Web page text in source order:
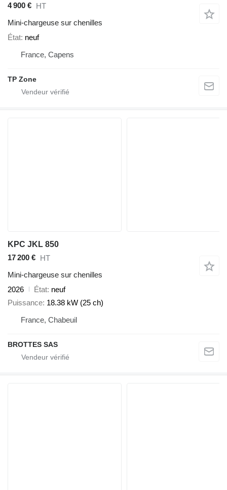
4 900 € HT
Mini-chargeuse sur chenilles
État neuf
France, Capens
TP Zone
KPC JKL 850
17 200 € HT
Mini-chargeuse sur chenilles
2026
État neuf
Puissance 18.38 kW (25 ch)
France, Chabeuil
BROTTES SAS